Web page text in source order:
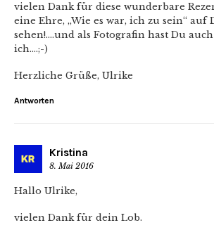
vielen Dank für diese wunderbare
eine Ehre, „Wie es war, ich zu sein“ auf
sehen!….und als Fotografin hast Du
ich….;-)
Herzliche Grüße, Ulrike
Antworten
Kristina
8. Mai 2016
Hallo Ulrike,
vielen Dank für dein Lob.